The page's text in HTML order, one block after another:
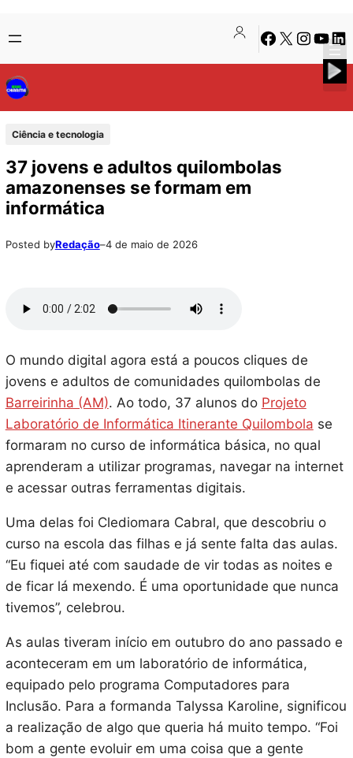
para
o
conteúdo
to
content
Facebook
X Instagram
Ciência e tecnologia
37 jovens e adultos quilombolas
amazonenses se formam em
informática
Posted byRedação–4 de maio de 2026
O mundo digital agora está a poucos cliques de
jovens e adultos de comunidades quilombolas de
Barreirinha (AM). Ao todo, 37 alunos do Projeto
Laboratório de Informática Itinerante Quilombola se
formaram no curso de informática básica, no qual
aprenderam a utilizar programas, navegar na internet
e acessar outras ferramentas digitais.
Uma delas foi Clediomara Cabral, que descobriu o
curso na escola das filhas e já sente falta das aulas.
“Eu fiquei até com saudade de vir todas as noites e
de ficar lá mexendo. É uma oportunidade que nunca
tivemos”, celebrou.
As aulas tiveram início em outubro do ano passado e
aconteceram em um laboratório de informática,
equipado pelo programa Computadores para
Inclusão. Para a formanda Talyssa Karoline, significou
a realização de algo que queria há muito tempo. “Foi
bom a gente evoluir em uma coisa que a gente